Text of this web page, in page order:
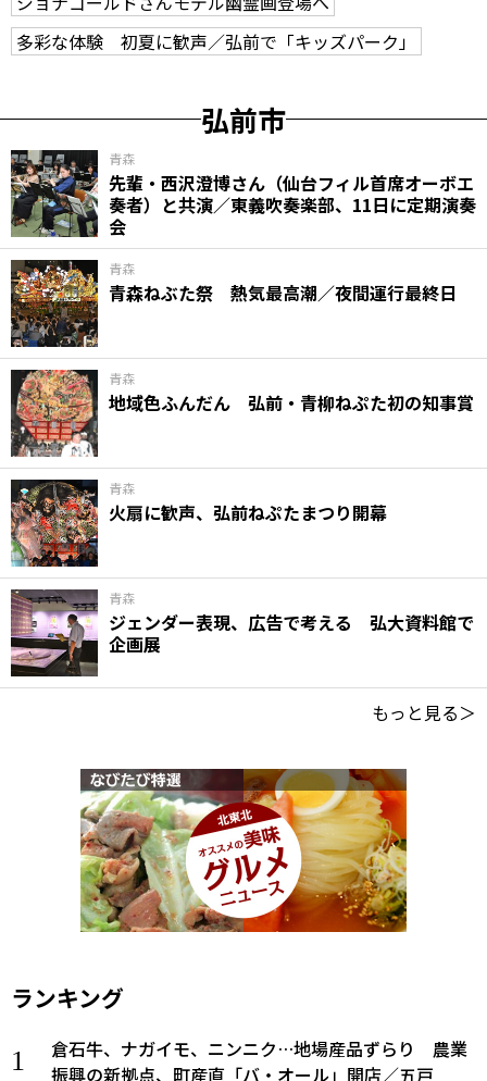
多彩な体験 初夏に歓声／弘前で「キッズパーク」
弘前市
青森
先輩・西沢澄博さん（仙台フィル首席オーボエ
奏者）と共演／東義吹奏楽部、11日に定期演奏
会
青森
青森ねぶた祭 熱気最高潮／夜間運行最終日
青森
地域色ふんだん 弘前・青柳ねぷた初の知事賞
青森
火扇に歓声、弘前ねぷたまつり開幕
青森
ジェンダー表現、広告で考える 弘大資料館で
企画展
もっと見る＞
ランキング
倉石牛、ナガイモ、ニンニク…地場産品ずらり 農業
振興の新拠点、町産直「バ・オール」開店／五戸